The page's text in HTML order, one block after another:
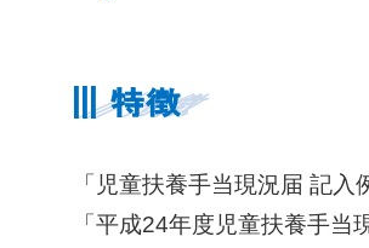
「児童扶養手当現況届 記
「平成24年度児童扶養手